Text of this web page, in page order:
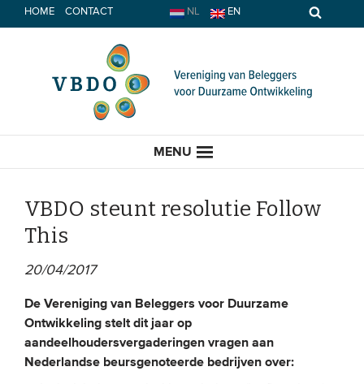
Spring
naar
HOME CONTACT NL EN
MENU
Nieuws
Opinie
VBDO steunt resolutie Follow
This
20/04/2017
De Vereniging van Beleggers voor Duurzame
Ontwikkeling stelt dit jaar op
aandeelhoudersvergaderingen vragen aan
Nederlandse beursgenoteerde bedrijven over: